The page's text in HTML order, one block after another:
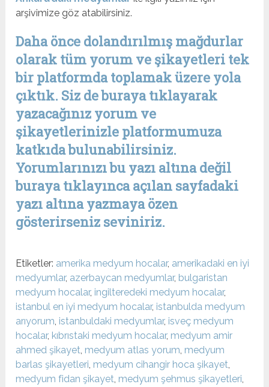
arşivimize göz atabilirsiniz.
Daha önce dolandırılmış mağdurlar
olarak tüm yorum ve şikayetleri tek
bir platformda toplamak üzere yola
çıktık. Siz de buraya tıklayarak
yazacağınız yorum ve
şikayetlerinizle platformumuza
katkıda bulunabilirsiniz.
Yorumlarınızı bu yazı altına değil
buraya tıklayınca açılan sayfadaki
yazı altına yazmaya özen
gösterirseniz seviniriz.
Etiketler: amerika medyum hocalar, amerikadaki en iyi
medyumlar, azerbaycan medyumlar, bulgaristan
medyum hocalar, ingilteredeki medyum hocalar,
istanbul en iyi medyum hocalar, istanbulda medyum
arıyorum, istanbuldaki medyumlar, isveç medyum
hocalar, kıbrıstaki medyum hocalar, medyum amir
ahmed şikayet, medyum atlas yorum, medyum
barlas şikayetleri, medyum cihangir hoca şikayet,
medyum fidan şikayet, medyum şehmus şikayetleri,